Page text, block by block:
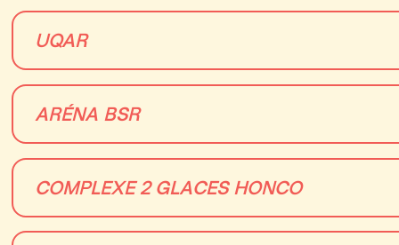
UQAR
1595 Bd Alphonse-Desjardins, Lévis, QC G6V 0A6
ARÉNA BSR
COMPLEXE 2 GLACES HONCO